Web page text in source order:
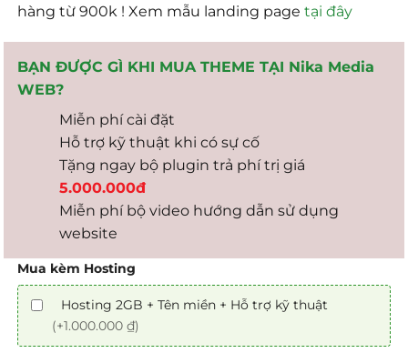
hàng từ 900k ! Xem mẫu landing pagetại đây
BẠN ĐƯỢC GÌ KHI MUA THEME TẠI Nika Media
WEB?
Miễn phí cài đặt
Hỗ trợ kỹ thuật khi có sự cố
Tặng ngay bộ plugin trả phí trị giá
5.000.000đ
Miễn phí bộ video hướng dẫn sử dụng
website
Mua kèm Hosting
Hosting 2GB + Tên miền + Hỗ trợ kỹ thuật
(+1.000.000 ₫)